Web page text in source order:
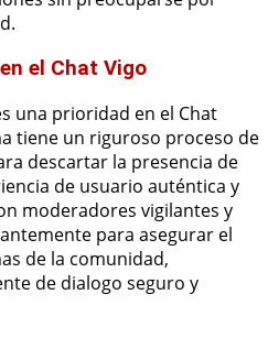
el Chat Vigo
una prioridad en el Chat
tiene un riguroso proceso de
descartar la presencia de
de usuario auténtica y
moderadores vigilantes y
para asegurar el
de la comunidad,
de dialogo seguro y